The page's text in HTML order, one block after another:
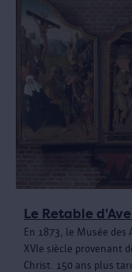
Le Retable
En 1873, le Musée
XVIe siècle provenant
Christ. 150 ans plus